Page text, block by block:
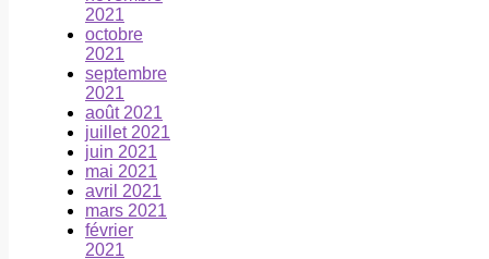
2021
octobre
2021
septembre
2021
août 2021
juillet 2021
juin 2021
mai 2021
avril 2021
mars 2021
février
2021